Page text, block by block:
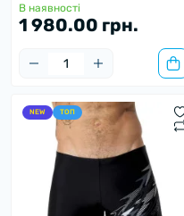
В наявності
1 980.00 грн.
NEW ТОП